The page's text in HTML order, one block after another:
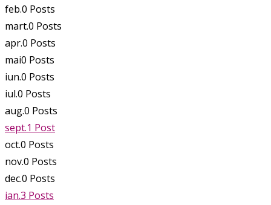
feb.0 Posts
mart.0 Posts
apr.0 Posts
mai0 Posts
iun.0 Posts
iul.0 Posts
aug.0 Posts
sept.1 Post
oct.0 Posts
nov.0 Posts
dec.0 Posts
ian.3 Posts